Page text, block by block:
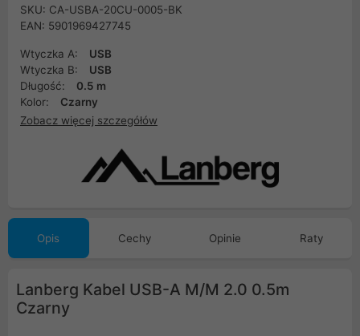
SKU: CA-USBA-20CU-0005-BK
EAN: 5901969427745
Wtyczka A:
USB
Wtyczka B:
USB
Długość:
0.5 m
Kolor:
Czarny
Zobacz więcej szczegółów
Opis Cechy Opinie Raty
Lanberg Kabel USB-A M/M 2.0 0.5m
Czarny